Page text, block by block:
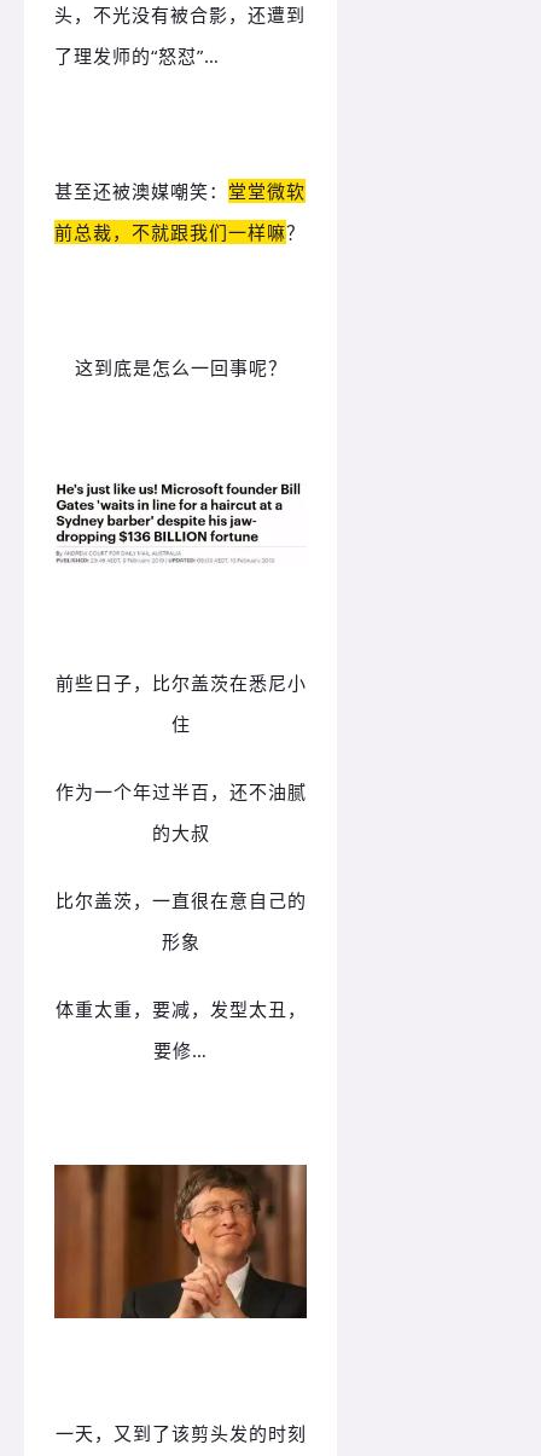
头，不光没有被合影，还遭到
了理发师的“怒怼”…
甚至还被澳媒嘲笑： 堂堂微软
前总裁，不就跟我们一样嘛？
这到底是怎么一回事呢？
前些日子，比尔盖茨在悉尼小
住
作为一个年过半百，还不油腻
的大叔
比尔盖茨，一直很在意自己的
形象
体重太重，要减，发型太丑，
要修…
一天，又到了该剪头发的时刻